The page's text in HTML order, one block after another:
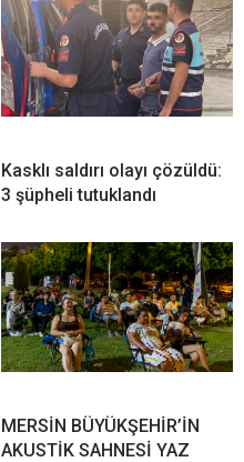
Kasklı saldırı olayı çözüldü:
3 şüpheli tutuklandı
MERSİN BÜYÜKŞEHİR’İN
AKUSTİK SAHNESİ YAZ